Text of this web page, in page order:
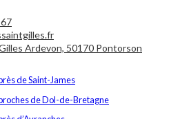
Ardevon, 50170 Pontorson
de Saint-James
de Dol-de-Bretagne